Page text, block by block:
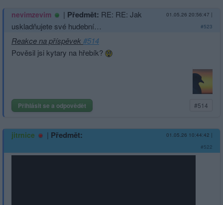
nevimzevim | Předmět: RE: RE: Jak
uskladňujete své hudební…
01.05.26 20:56:47 |
#523
Reakce na příspěvek#514
Pověsil jsi kytary na hřebík?
Přihlásit se a odpovědět #514
jitrnice | Předmět: 01.05.26 10:44:42 |
#522